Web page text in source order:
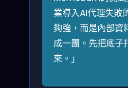
業導入AI代理失敗
夠強，而是內部資
成一團。先把底
來。」